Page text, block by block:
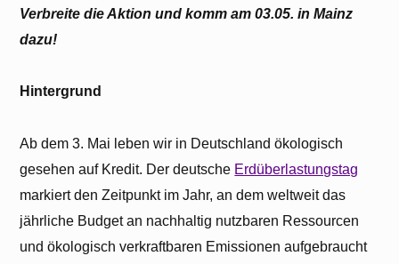
Verbreite die Aktion und komm am 03.05. in Mainz
dazu!
Hintergrund
Ab dem 3. Mai leben wir in Deutschland ökologisch
gesehen auf Kredit. Der deutsche Erdüberlastungstag
markiert den Zeitpunkt im Jahr, an dem weltweit das
jährliche Budget an nachhaltig nutzbaren Ressourcen
und ökologisch verkraftbaren Emissionen aufgebraucht